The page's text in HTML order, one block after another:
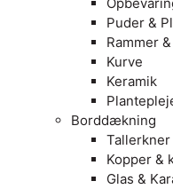
Puder &
Rammer
Kurve
Keramik
Borddækning
Tallerkner
Kopper &
Glas &